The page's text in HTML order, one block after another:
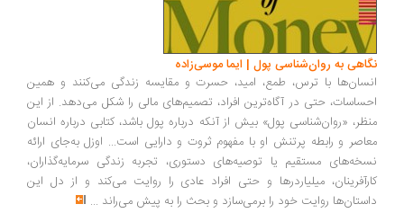
به روان‌شناسی پول | ایما موسی‌زاده
با ترس، طمع، امید، حسرت و مقایسه زندگی می‌کنند و همین
حتی در آگاه‌ترین افراد، تصمیم‌های مالی را شکل می‌دهد. از این
«روان‌شناسی پول» بیش از آنکه درباره پول باشد، کتابی درباره انسان
و رابطه پرتنش او با مفهوم ثروت و دارایی است... اوزل به‌جای ارائه
مستقیم یا توصیه‌های دستوری، تجربه زندگی سرمایه‌گذاران،
میلیاردرها و حتی افراد عادی را روایت می‌کند و از دل این
روایت خود را برمی‌سازد و بحث را به پیش می‌راند...